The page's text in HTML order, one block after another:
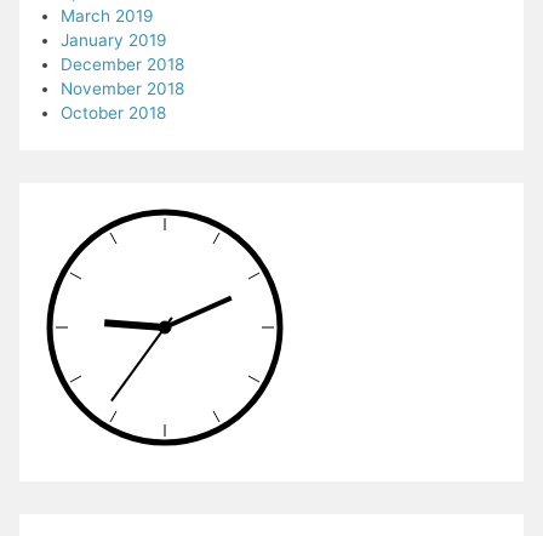
March 2019
January 2019
December 2018
November 2018
October 2018